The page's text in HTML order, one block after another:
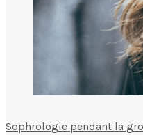
Sophrologie pendant la